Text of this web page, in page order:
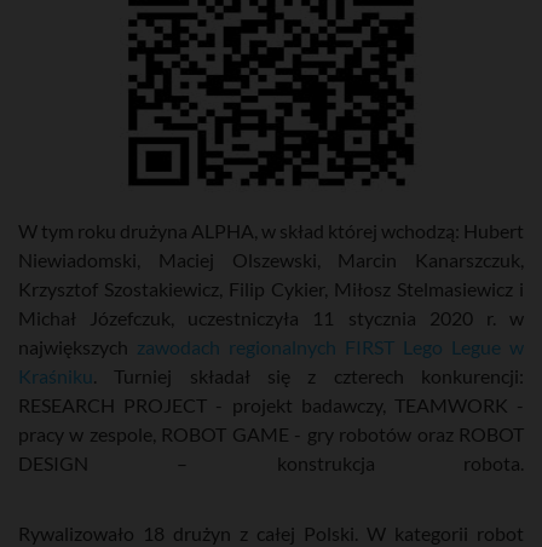
W tym roku drużyna ALPHA, w skład której wchodzą: Hubert
Niewiadomski, Maciej Olszewski, Marcin Kanarszczuk,
Krzysztof Szostakiewicz, Filip Cykier, Miłosz Stelmasiewicz i
Michał Józefczuk, uczestniczyła 11 stycznia 2020 r. w
największych zawodach regionalnych FIRST Lego Legue w
Kraśniku. Turniej składał się z czterech konkurencji:
RESEARCH PROJECT - projekt badawczy, TEAMWORK -
pracy w zespole, ROBOT GAME - gry robotów oraz ROBOT
DESIGN – konstrukcja robota.
Rywalizowało 18 drużyn z całej Polski. W kategorii robot